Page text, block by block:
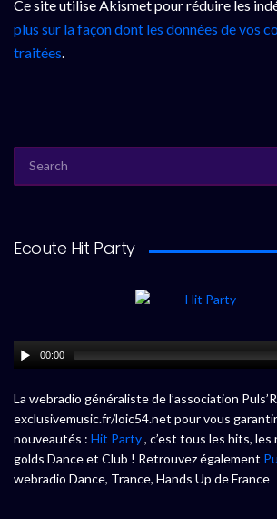
Ce site utilise Akismet pour réduire les
plus sur la façon dont les données de vos
traitées.
FOR:
Ecoute Hit Party
00:00
La webradio généraliste de l’association
exclusivemusic.fr/loic54.net pour vous
nouveautés : Hit Party, c’est tous les hits,
golds Dance et Club ! Retrouvez également
webradio Dance, Trance, Hands Up de France